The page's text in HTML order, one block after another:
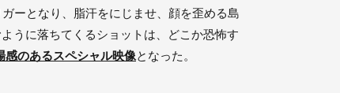
ーとなり、脂汗をにじませ、顔を歪める島
うに落ちてくるショットは、どこか恐怖す
のあるスペシャル映像となった。